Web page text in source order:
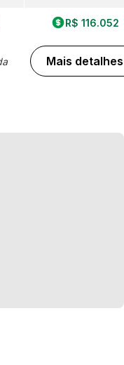
R$ 116.052
Mais detalhes